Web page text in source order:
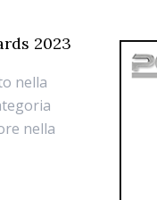
2023
nella
nella